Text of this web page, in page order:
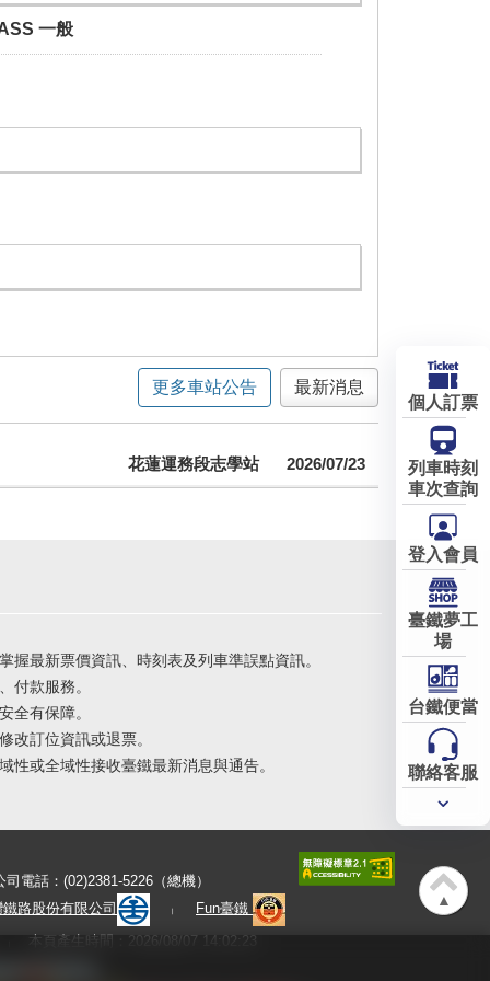
一般
更多車站公告 最新消息
花蓮運務段志學站 2026/07/23
握最新票價資訊、時刻表及列車準誤點資訊。
付款服務。
全有保障。
改訂位資訊或退票。
性或全域性接收臺鐵最新消息與通告。
司電話：(02)2381-5226（總機）
路股份有限公司
Fun臺鐵
本頁產生時間：2026/08/07 14:02:23
個人訂票
列車時刻
車次查詢
登入會員
臺鐵夢工
場
台鐵便當
聯絡客服
常用
▲